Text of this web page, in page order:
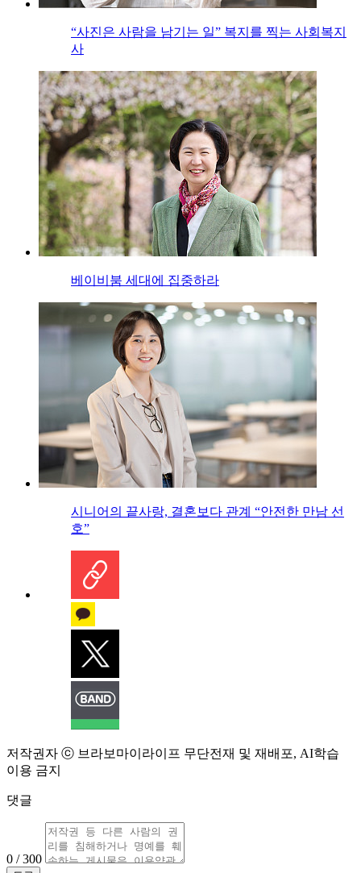
“사진은 사람을 남기는 일” 복지를 찍는 사회복지
사
베이비붐 세대에 집중하라
시니어의 끝사랑, 결혼보다 관계 “안전한 만남 선
호”
저작권자 ⓒ 브라보마이라이프 무단전재 및 재배포, AI학습
이용 금지
댓글
0 / 300